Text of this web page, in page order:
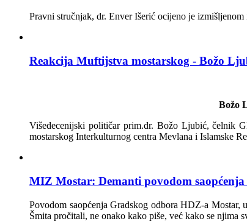
Pravni stručnjak, dr. Enver Išerić ocijeno je
Reakcija Muftijstva mostarskog - Božo
Božo
Višedecenijski političar prim.dr. Božo Ljubić, čelnik
mostarskog Interkulturnog centra Mevlana i Islamske
MIZ Mostar: Demanti povodom
Povodom saopćenja Gradskog odbora HDZ-a
Šmita pročitali, ne onako kako piše, već kako se njima